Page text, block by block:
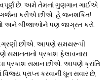
છે. અમે તેમનાં ગુણગાન ગાઈએ
કરીએ છીએ. હે જનશકિત!
અને બીજાઓને પણ જાગ્રત કરો.
છીએ. આપણે સમયરૂપી
પ્રકાશ ફેલાવનારા
પ્રકાશ સમાન છીએ. આપણે ક્રાંતિ
પ્રાપ્ત કરવાની ધૂન સવાર છે,